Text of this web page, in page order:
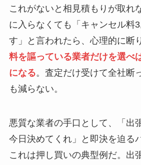
これがないと相見積もりが取れ
に入らなくても「キャンセル料
す」と言われたら、心理的に断
料を謳っている業者だけを選べ
になる。査定だけ受けて全社断
も減らない。
悪質な業者の手口として、「出
今日決めてくれ」と即決を迫る
これは押し買いの典型例だ。出